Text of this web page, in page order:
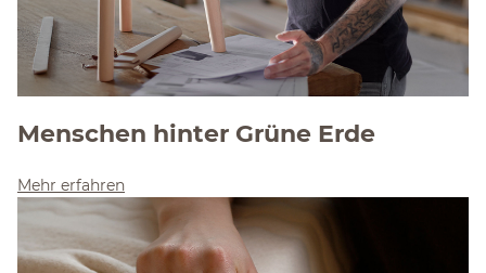
Menschen hinter Grüne Erde
Mehr erfahren